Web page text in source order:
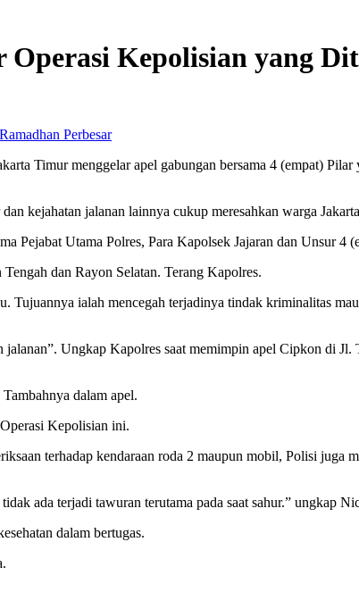
Kepolisian yang
Perbesar
Timur menggelar apel gabungan bersama 4 (empat)
kejahatan jalanan lainnya cukup meresahkan warga
Utama Polres, Para Kapolsek Jajaran dan Unsur 4
dan Rayon Selatan. Terang Kapolres.
ialah mencegah terjadinya tindak kriminalitas
Ungkap Kapolres saat memimpin apel Cipkon di Jl.
dalam apel.
Kepolisian ini.
terhadap kendaraan roda 2 maupun mobil, Polisi juga
ada terjadi tawuran terutama pada saat sahur.” ungkap
dalam bertugas.